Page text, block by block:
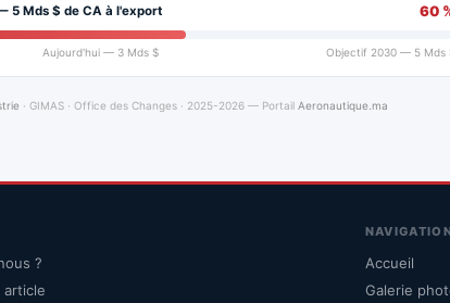
5 Mds $ de CA à l'export 60
Aujourd'hui — 3 Mds $ Objectif 2030 — 5 Mds
· GIMAS · Office des Changes · 2025-2026 — Portail Aeronautique.ma
?
article
Accueil
Galerie